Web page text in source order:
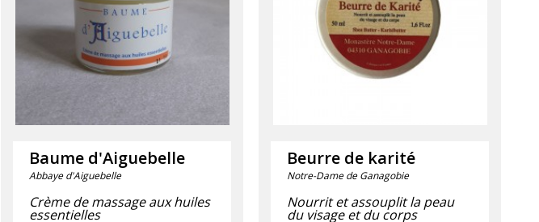
Baume d'Aiguebelle
Abbaye d'Aiguebelle
Crème de massage aux huiles
essentielles
Beurre de karité
Notre-Dame de Ganagobie
Nourrit et assouplit la peau
du visage et du corps